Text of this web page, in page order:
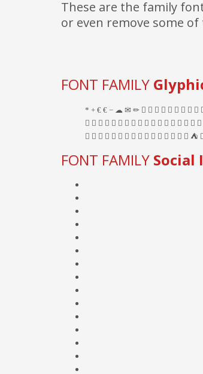
These are the family
or even remove some of
FONT FAMILY
FONT FAMILY Social